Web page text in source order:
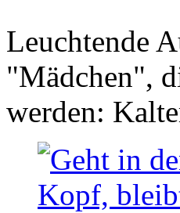
Leuchtende
"Mädchen",
werden: